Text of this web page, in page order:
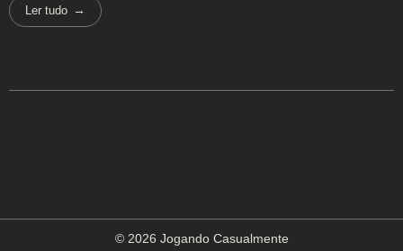
Ler tudo
© 2026 Jogando Casualmente